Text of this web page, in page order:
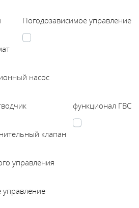
Погодозависимое управление
насос
функционал ГВС
клапан
управления
управление